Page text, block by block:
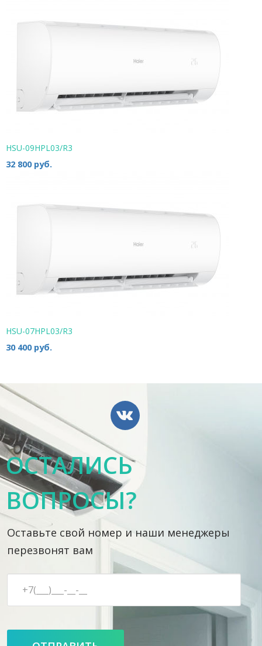
HSU-09HPL03/R3
32 800 руб.
HSU-07HPL03/R3
30 400 руб.
ОСТАЛИСЬ
ВОПРОСЫ?
Оставьте свой номер и наши менеджеры
перезвонят вам